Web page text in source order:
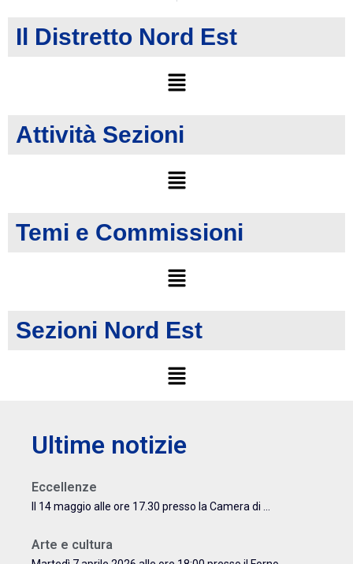
Il Distretto Nord Est
Attività Sezioni
Temi e Commissioni
Sezioni Nord Est
Ultime notizie
Eccellenze
Il 14 maggio alle ore 17.30 presso la Camera di ...
Arte e cultura